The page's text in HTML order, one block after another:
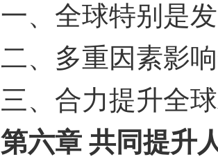
一、全球特别是
二、多重因素影
三、合力提升全
第六章 共同提升